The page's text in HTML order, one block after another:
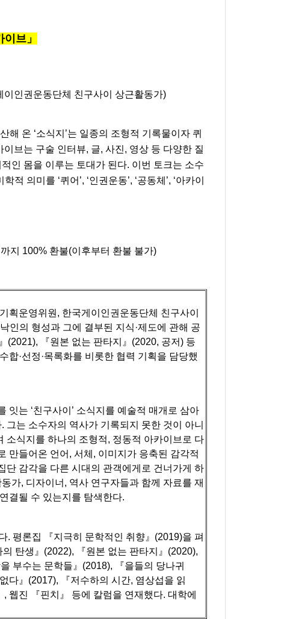
브」
인권운동단체 친구사이 상근활동가)
온 ‘소식지’는 일종의 조형적 기록물이자 퀴
브는 구술 인터뷰, 글, 사진, 영상 등 다양한 질
인 몸을 이루는 토대가 된다. 이번 토크는 소수
의미를 ‘퀴어’, ‘인권운동’, ‘공동체’, ‘아카이
지 100% 환불(이후부터 환불 불가)
획운영위원, 한국게이인권운동단체 친구사이
인의 형성과 그에 결부된 지식·제도에 관해 공
(2021), 『원본 없는 판타지』(2020, 공저) 등
·선정·목록화를 비롯한 협력 기획을 담당했
잇는 ‘친구사이’ 소식지를 예술적 매개로 삼아
그는 소수자의 역사가 기록되지 못한 것이 아니
소식지를 하나의 조형적, 정동적 아카이브로 다
만들어온 언어, 서체, 이미지가 응축된 감각적
단 감각을 다른 시대의 관객에게로 건너가게 하
가, 디자이너, 역사 연구자들과 함께 자료를 재
결될 수 있는지를 탐색한다.
. 평론집 『지극히 문학적인 취향』(2019)을 펴
탄생』(2022), 『원본 없는 판타지』(2020),
을 부수는 문학들』(2018), 『을들의 당나귀
다』(2017), 『저수하의 시간, 염상섭을 읽
, 웹진 『핀치』 등에 칼럼을 연재했다. 대학에